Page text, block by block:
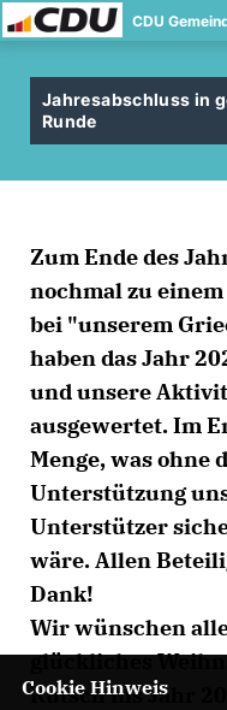
CDU
Jahresabschluss in
Runde
Zum Ende des
nochmal zu
bei "unserem
haben das Jahr
und unsere
ausgewertet. Im
Menge, was ohne
Unterstützung
Unterstützer
wäre. Allen
Dank!
Wir wünschen
glückliches
Rutsch ins Jahr
Cookie Hinweis